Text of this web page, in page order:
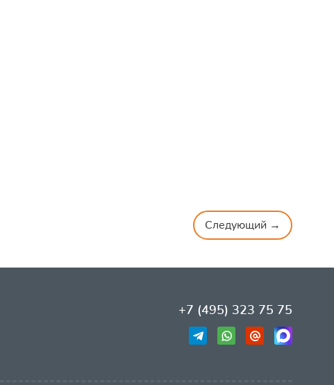
Следующий →
+7 (495) 323 75 75